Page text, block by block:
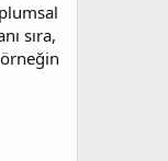
sıra,